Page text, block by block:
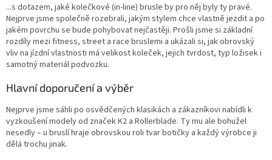
...s dotazem, jaké kolečkové (in-line) brusle by pro něj byly ty pravé.
Nejprve jsme společně rozebrali, jakým stylem chce vlastně jezdit a po
jakém povrchu se bude pohybovat nejčastěji. Prošli jsme si základní
rozdíly mezi fitness, street a race bruslemi a ukázali si, jak obrovský
vliv na jízdní vlastnosti má velikost koleček, jejich tvrdost, typ ložisek i
samotný materiál podvozku.
Hlavní doporučení a výběr
Nejprve jsme sáhli po osvědčených klasikách a zákazníkovi nabídli k
vyzkoušení modely od značek K2 a Rollerblade. Ty mu ale bohužel
nesedly – u bruslí hraje obrovskou roli tvar botičky a každý výrobce ji
dělá trochu jinak.